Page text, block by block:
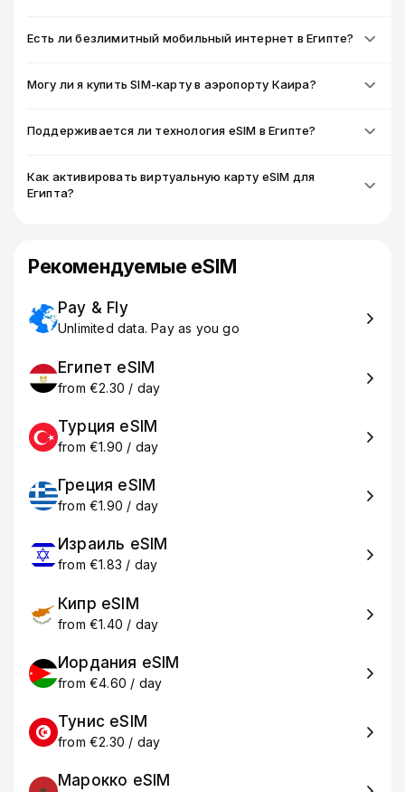
Есть ли безлимитный мобильный интернет в Египте?
Могу ли я купить SIM-карту в аэропорту Каира?
Поддерживается ли технология eSIM в Египте?
Как активировать виртуальную карту eSIM для
Египта?
Рекомендуемые eSIM
Pay & Fly
Unlimited data. Pay as you go
Египет eSIM
from €2.30 / day
Турция eSIM
from €1.90 / day
Греция eSIM
from €1.90 / day
Израиль eSIM
from €1.83 / day
Кипр eSIM
from €1.40 / day
Иордания eSIM
from €4.60 / day
Тунис eSIM
from €2.30 / day
Марокко eSIM